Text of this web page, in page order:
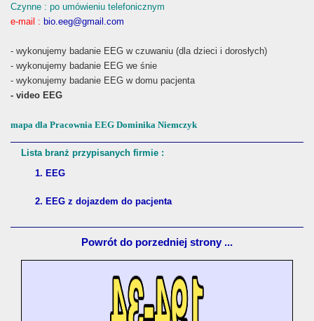
Czynne : po umówieniu telefonicznym
e-mail : bio.eeg@gmail.com
- wykonujemy badanie EEG w czuwaniu (dla dzieci i dorosłych)
- wykonujemy badanie EEG we śnie
- wykonujemy badanie EEG w domu pacjenta
- video EEG
mapa dla Pracownia EEG Dominika Niemczyk
Lista branż przypisanych firmie :
1. EEG
2. EEG z dojazdem do pacjenta
Powrót do porzedniej strony ...